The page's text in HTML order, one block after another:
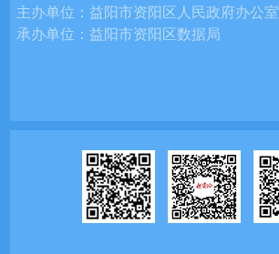
主办单位：益阳市资阳区人民政府办公室
承办单位：益阳市资阳区数据局